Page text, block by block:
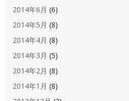
2014年6月 (6)
2014年5月 (8)
2014年4月 (8)
2014年3月 (5)
2014年2月 (8)
2014年1月 (8)